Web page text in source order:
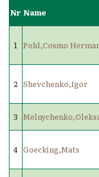
Nr Name
1 Pohl,Cosmo
2 Shevchenko,Igor
3
4 Goecking,Mats